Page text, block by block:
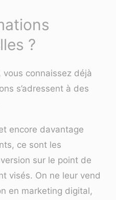
?
vous connaissez déjà
s’adressent à des
encore davantage
ce sont les
sur le point de
visés. On ne leur vend
en marketing digital,